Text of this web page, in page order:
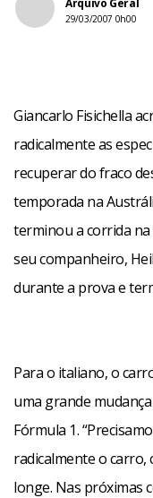
Arquivo Geral
29/03/2007 0h00
Giancarlo Fisichella
radicalmente as
recuperar do fraco
temporada na
terminou a corrida
seu companheiro,
durante a prova e
Para o italiano, o
uma grande
Fórmula 1.
radicalmente o carro,
longe. Nas próximas